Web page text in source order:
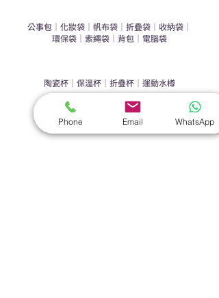
公事包｜ 化妝袋｜ 帆布袋｜ 折疊袋｜ 收納袋｜
環保袋｜ 索繩袋｜ 背包｜ 電腦袋
陶瓷杯｜ 保溫杯｜ 折疊杯｜ 運動水樽
直傘 ｜傘袋
Phone Email WhatsApp